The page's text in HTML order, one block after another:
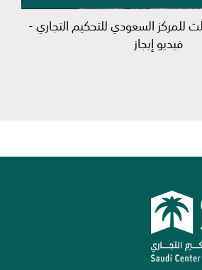
للمركز السعودي للتحكيم التجاري -
فيديو إيجاز